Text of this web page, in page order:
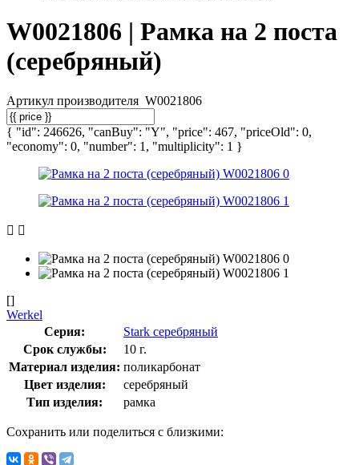
W0021806 | Рамка на 2 поста
(серебряный)
Артикул производителя W0021806
{ "id": 246626, "canBuy": "Y", "price": 467, "priceOld": 0,
"economy": 0, "number": 1, "multiplicity": 1 }
[]
Werkel
Серия:
Stark серебряный
Срок службы:
10 г.
Материал изделия: поликарбонат
Цвет изделия:
серебряный
Тип изделия:
рамка
Сохранить или поделиться с близкими: